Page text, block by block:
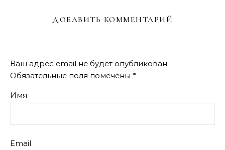
ДОБАВИТЬ КОММЕНТАРИЙ
Ваш адрес email не будет опубликован.
Обязательные поля помечены *
Имя
Email